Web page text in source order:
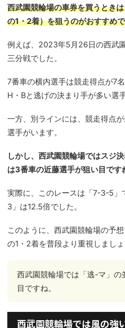
西武園競輪場の車券を買うとき
の1・2着）を狙うのがおすすめ
例えば、2023年5月26日の西武
三分戦でした。
7番車の横内選手は競走得点が7
H・Bと逃げの決まり手が多い選手
一方、別ラインには、競走得点
選手がいます。
しかし、西武園競輪場ではスジ
は3番車の近藤選手が狙い目です
実際に、このレースは「7-3-5」
3」は12.5倍でした。
このように、西武園競輪場の予
の1・2着を普段より重視しましょ
西武園競輪場では「逃-マ」の
目ですね。
西武園競輪場では風の強